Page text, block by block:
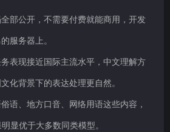
部公开，不需要付费就能商用，开发
服务器上。
表现接近国际主流水平，中文理解方
化背景下的表达处理更自然。
语、地方口音、网络用语这些内容，
显优于大多数同类模型。